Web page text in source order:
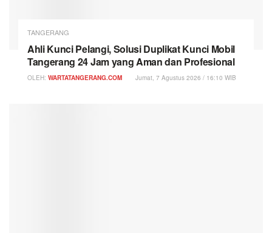
TANGERANG
Ahli Kunci Pelangi, Solusi Duplikat Kunci Mobil
Tangerang 24 Jam yang Aman dan Profesional
OLEH: WARTATANGERANG.COM Jumat, 7 Agustus 2026 / 16:10 WIB